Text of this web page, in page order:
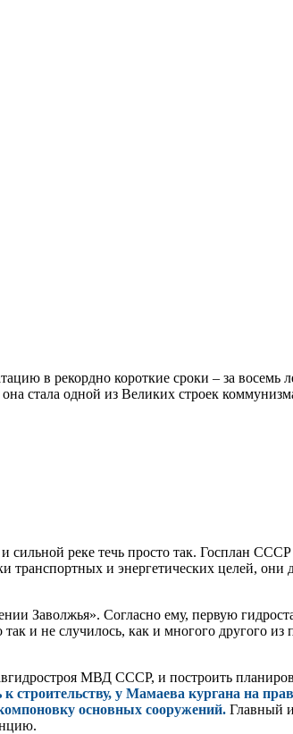
в рекордно короткие сроки – за восемь
стала одной из Великих строек
сильной реке течь просто так. Госплан
транспортных и энергетических целей,
Заволжья». Согласно ему, первую
и не случилось, как и многого другого из
МВД СССР, и построить
строительству, у Мамаева кургана на
основных сооружений. Главный